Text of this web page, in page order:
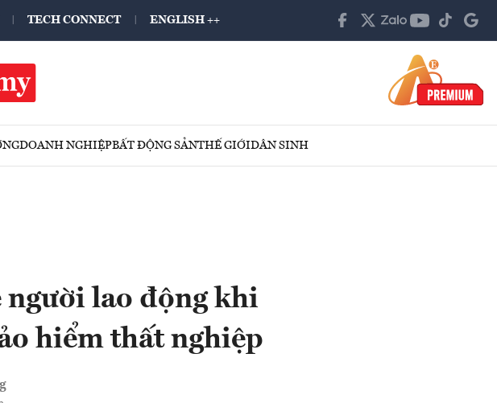
TECH CONNECT ENGLISH ++
DOANH NGHIỆPBẤT ĐỘNG SẢNTHẾ GIỚIDÂN SINH
người lao động khi
hiểm thất nghiệp